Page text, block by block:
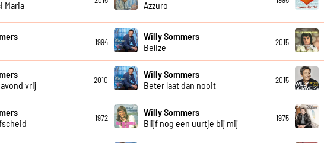
Maria
Azzuro
1994
Willy Sommers
Belize
2015
vrij
2010
Willy Sommers
Beter laat dan nooit
2015
1972
Willy Sommers
Blijf nog een uurtje bij mij
1975